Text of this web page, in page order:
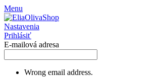
Menu
Nastavenia
Prihlásiť
E-mailová adresa
Wrong email address.